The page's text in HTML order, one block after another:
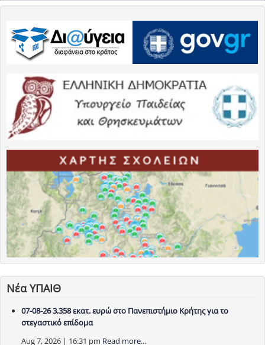
Νέα ΥΠΑΙΘ
07-08-26 3,358 εκατ. ευρώ στο Πανεπιστήμιο Κρήτης για το
στεγαστικό επίδομα
Aug 7, 2026 | 16:31 pm Read more...